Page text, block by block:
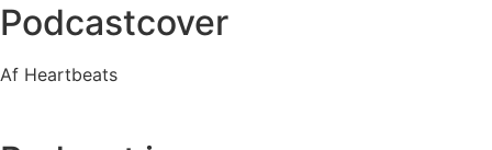
Podcastcover
Af Heartbeats